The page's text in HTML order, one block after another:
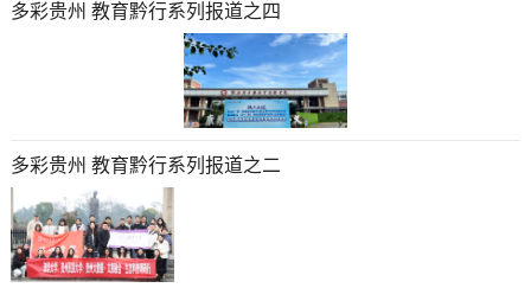
多彩贵州 教育黔行系列报道之四
多彩贵州 教育黔行系列报道之二